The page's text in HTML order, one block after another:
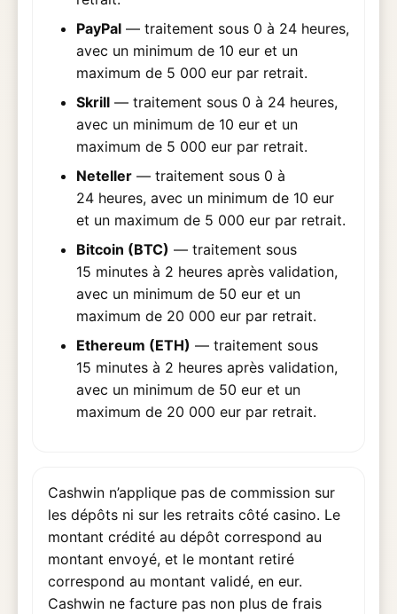
PayPal— traitement sous 0 à 24 heures,
avec un minimum de 10 eur et un
maximum de 5 000 eur par retrait.
Skrill— traitement sous 0 à 24 heures,
avec un minimum de 10 eur et un
maximum de 5 000 eur par retrait.
Neteller— traitement sous 0 à
24 heures, avec un minimum de 10 eur
et un maximum de 5 000 eur par retrait.
Bitcoin (BTC) — traitement sous
15 minutes à 2 heures après validation,
avec un minimum de 50 eur et un
maximum de 20 000 eur par retrait.
Ethereum (ETH) — traitement sous
15 minutes à 2 heures après validation,
avec un minimum de 50 eur et un
maximum de 20 000 eur par retrait.
Cashwin n’applique pas de commission sur
les dépôts ni sur les retraits côté casino. Le
montant crédité au dépôt correspond au
montant envoyé, et le montant retiré
correspond au montant validé, en eur.
Cashwin ne facture pas non plus de frais